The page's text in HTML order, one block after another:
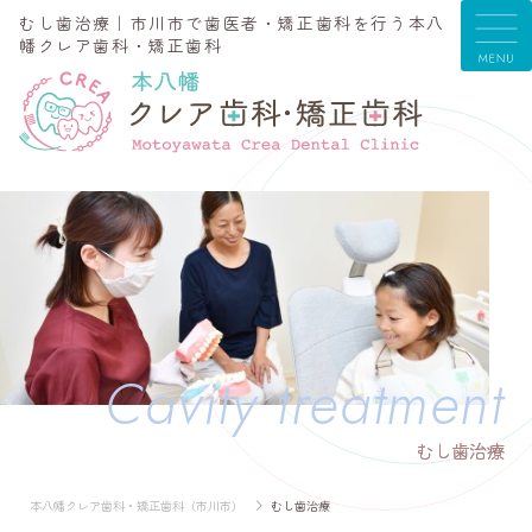
むし歯治療｜市川市で歯医者・矯正歯科を行う本八
幡クレア歯科・矯正歯科
Cavity treatment
むし歯治療
本八幡クレア歯科・矯正歯科（市川市） むし歯治療